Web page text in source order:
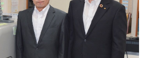
異動・訃報
アで勝負！ ～多様なビジネス・多彩な商材～